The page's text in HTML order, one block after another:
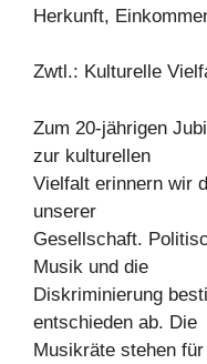
Herkunft,
Zwtl.: Kulturelle
Zum 20-jährigen
zur kulturellen
Vielfalt erinnern wir
unserer
Gesellschaft.
Musik und die
Diskriminierung
entschieden ab. Die
Musikräte stehen